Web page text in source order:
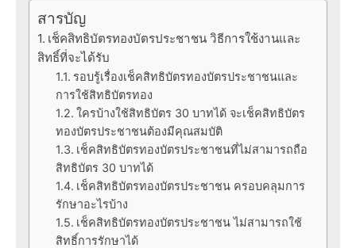
สารบัญ
เช็คสิทธิบัตรทองบัตรประชาชน วิธีการใช้งานและ
สิทธิ์ที่จะได้รับ
รอบรู้เรื่องเช็คสิทธิบัตรทองบัตรประชาชนและ
การใช้สิทธิบัตรทอง
ใครบ้างใช้สิทธิบัตร 30 บาทได้ จะเช็คสิทธิบัตร
ทองบัตรประชาชนต้องมีคุณสมบัติ
เช็คสิทธิบัตรทองบัตรประชาชนที่ไม่สามารถถือ
สิทธิบัตร 30 บาทได้
เช็คสิทธิบัตรทองบัตรประชาชน ครอบคลุมการ
รักษาอะไรบ้าง
เช็คสิทธิบัตรทองบัตรประชาชน ไม่สามารถใช้
สิทธิ์การรักษาได้